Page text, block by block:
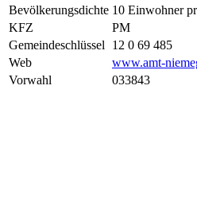
Bevölkerungsdichte 10 Einwohner
KFZ
PM
Gemeindeschlüssel
12 0 69 485
Web
www.amt-
Vorwahl
033843